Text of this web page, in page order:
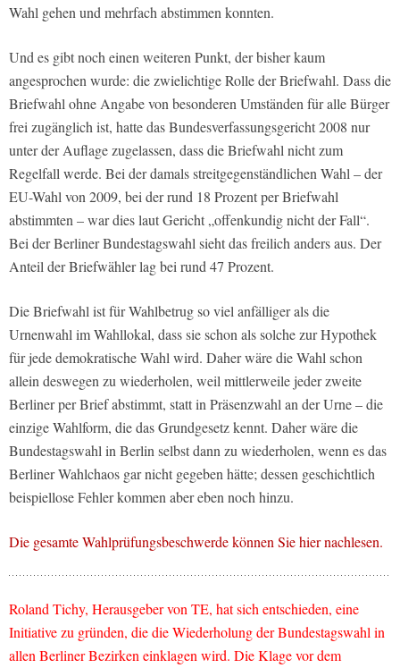
Wahl gehen und mehrfach abstimmen konnten.
Und es gibt noch einen weiteren Punkt, der bisher kaum
angesprochen wurde: die zwielichtige Rolle der Briefwahl. Dass die
Briefwahl ohne Angabe von besonderen Umständen für alle Bürger
frei zugänglich ist, hatte das Bundesverfassungsgericht 2008 nur
unter der Auflage zugelassen, dass die Briefwahl nicht zum
Regelfall werde. Bei der damals streitgegenständlichen Wahl – der
EU-Wahl von 2009, bei der rund 18 Prozent per Briefwahl
abstimmten – war dies laut Gericht „offenkundig nicht der Fall“.
Bei der Berliner Bundestagswahl sieht das freilich anders aus. Der
Anteil der Briefwähler lag bei rund 47 Prozent.
Die Briefwahl ist für Wahlbetrug so viel anfälliger als die
Urnenwahl im Wahllokal, dass sie schon als solche zur Hypothek
für jede demokratische Wahl wird. Daher wäre die Wahl schon
allein deswegen zu wiederholen, weil mittlerweile jeder zweite
Berliner per Brief abstimmt, statt in Präsenzwahl an der Urne – die
einzige Wahlform, die das Grundgesetz kennt. Daher wäre die
Bundestagswahl in Berlin selbst dann zu wiederholen, wenn es das
Berliner Wahlchaos gar nicht gegeben hätte; dessen geschichtlich
beispiellose Fehler kommen aber eben noch hinzu.
Die gesamte Wahlprüfungsbeschwerde können Sie hier nachlesen.
Roland Tichy, Herausgeber von TE, hat sich entschieden, eine
Initiative zu gründen, die die Wiederholung der Bundestagswahl in
allen Berliner Bezirken einklagen wird. Die Klage vor dem